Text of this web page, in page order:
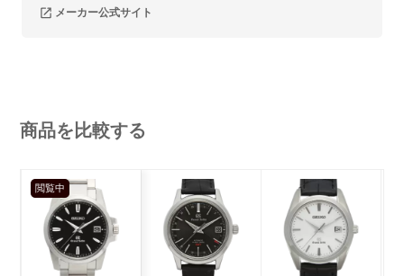
メーカー公式サイト
商品を比較する
閲覧中